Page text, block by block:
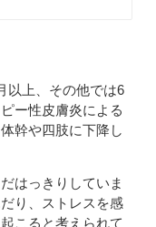
以上、その他では6
ー性皮膚炎による
幹や四肢に下降し
はっきりしていま
り、ストレスを感
こると考えられて